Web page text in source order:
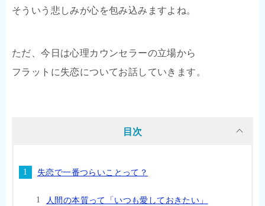
そういう悲しみが心を包み込みますよね。
ただ、今日は心理カウンセラーの立場から
フラットに失恋についてお話していきます。
目次
失恋で一番つらいことって？
人間の本質って「いつも愛しておきたい」